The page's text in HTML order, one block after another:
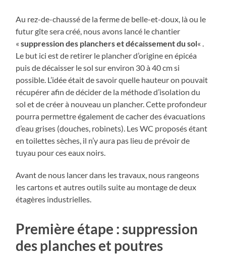
Au rez-de-chaussé de la ferme de belle-et-doux, là ou le
futur gîte sera créé, nous avons lancé le chantier
«suppression des planchers et décaissement du sol« .
Le but ici est de retirer le plancher d’origine en épicéa
puis de décaisser le sol sur environ 30 à 40 cm si
possible. L’idée était de savoir quelle hauteur on pouvait
récupérer afin de décider de la méthode d’isolation du
sol et de créer à nouveau un plancher. Cette profondeur
pourra permettre également de cacher des évacuations
d’eau grises (douches, robinets). Les WC proposés étant
en toilettes sèches, il n’y aura pas lieu de prévoir de
tuyau pour ces eaux noirs.
Avant de nous lancer dans les travaux, nous rangeons
les cartons et autres outils suite au montage de deux
étagères industrielles.
Première étape : suppression
des planches et poutres